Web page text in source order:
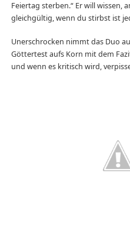
Feiertag sterben.“ Er will wissen,
gleichgültig, wenn du stirbst ist
Unerschrocken nimmt das Duo
Göttertest aufs Korn mit dem
und wenn es kritisch wird,